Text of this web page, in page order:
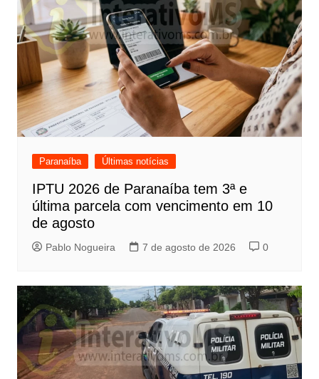
Paranaíba Últimas notícias
IPTU 2026 de Paranaíba tem 3ª e
última parcela com vencimento em 10
de agosto
Pablo Nogueira 7 de agosto de 2026 0